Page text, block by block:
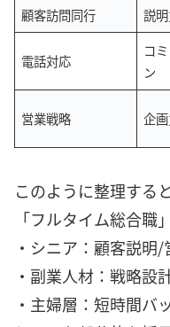
顧客訪問同行
説
電話対応
コ
ン
営業戦略 企
このように整理すると
「フルタイム総合職
・シニア：顧客説明
・副業人材：戦略設
・主婦層：短時間バ